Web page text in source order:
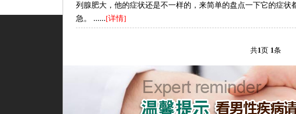
列腺肥大，他的症状还是不一样的，来简单的盘点一下它的症状
急。 ......[详情]
共1页 1条
包皮过长
包茎
前列腺疾病
前列腺炎
前列腺肥大
生殖感染
龟头炎
尿道炎